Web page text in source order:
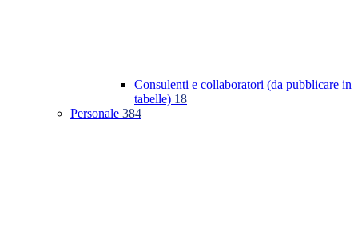
Consulenti e collaboratori (da pubblicare in
tabelle) 18
Personale 384